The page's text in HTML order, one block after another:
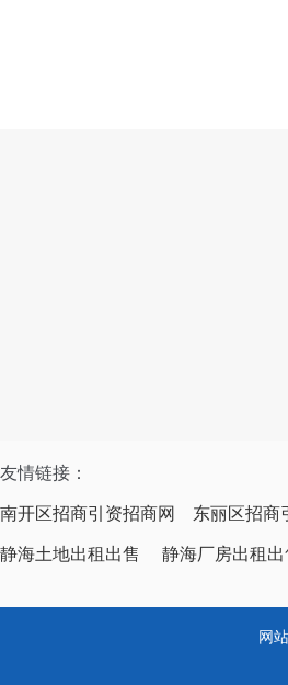
友情链接：
南开区招商引资招商网 东丽区招商
静海土地出租出售 静海厂房出租出
网